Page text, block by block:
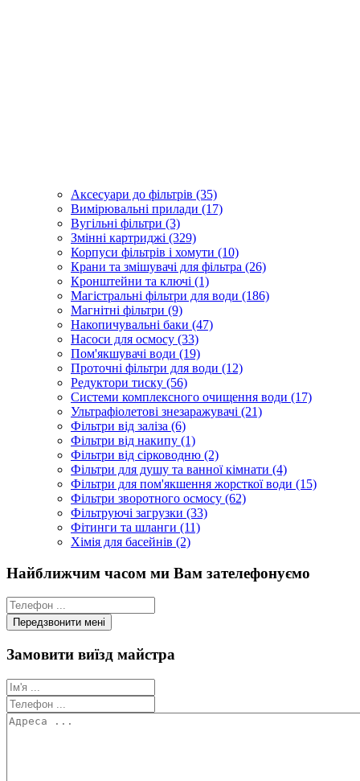
Аксесуари до фільтрів (35)
Вимірювальні прилади (17)
Вугільні фільтри (3)
Змінні картриджі (329)
Корпуси фільтрів і хомути (10)
Крани та змішувачі для фільтра (26)
Кронштейни та ключі (1)
Магістральні фільтри для води (186)
Магнітні фільтри (9)
Накопичувальні баки (47)
Насоси для осмосу (33)
Пом'якшувачі води (19)
Проточні фільтри для води (12)
Редуктори тиску (56)
Системи комплексного очищення води (17)
Ультрафіолетові знезаражувачі (21)
Фільтри від заліза (6)
Фільтри від накипу (1)
Фільтри від сірководню (2)
Фільтри для душу та ванної кімнати (4)
Фільтри для пом'якшення жорсткої води (15)
Фільтри зворотного осмосу (62)
Фільтруючі загрузки (33)
Фітинги та шланги (11)
Хімія для басейнів (2)
Найближчим часом ми Вам зателефонуємо
Замовити виїзд майстра